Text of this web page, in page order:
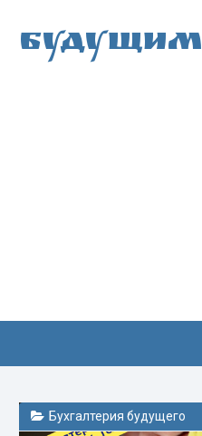
Будущим
Бухгалтерия будущего